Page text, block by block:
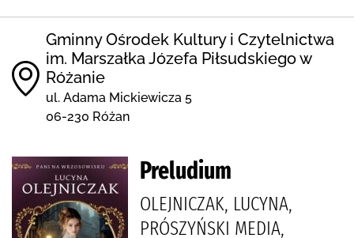
Gminny Ośrodek Kultury i Czytelnictwa
im. Marszałka Józefa Piłsudskiego w
Różanie
ul. Adama Mickiewicza 5
06-230 Różan
Preludium
OLEJNICZAK, LUCYNA,
PRÓSZYŃSKI MEDIA,